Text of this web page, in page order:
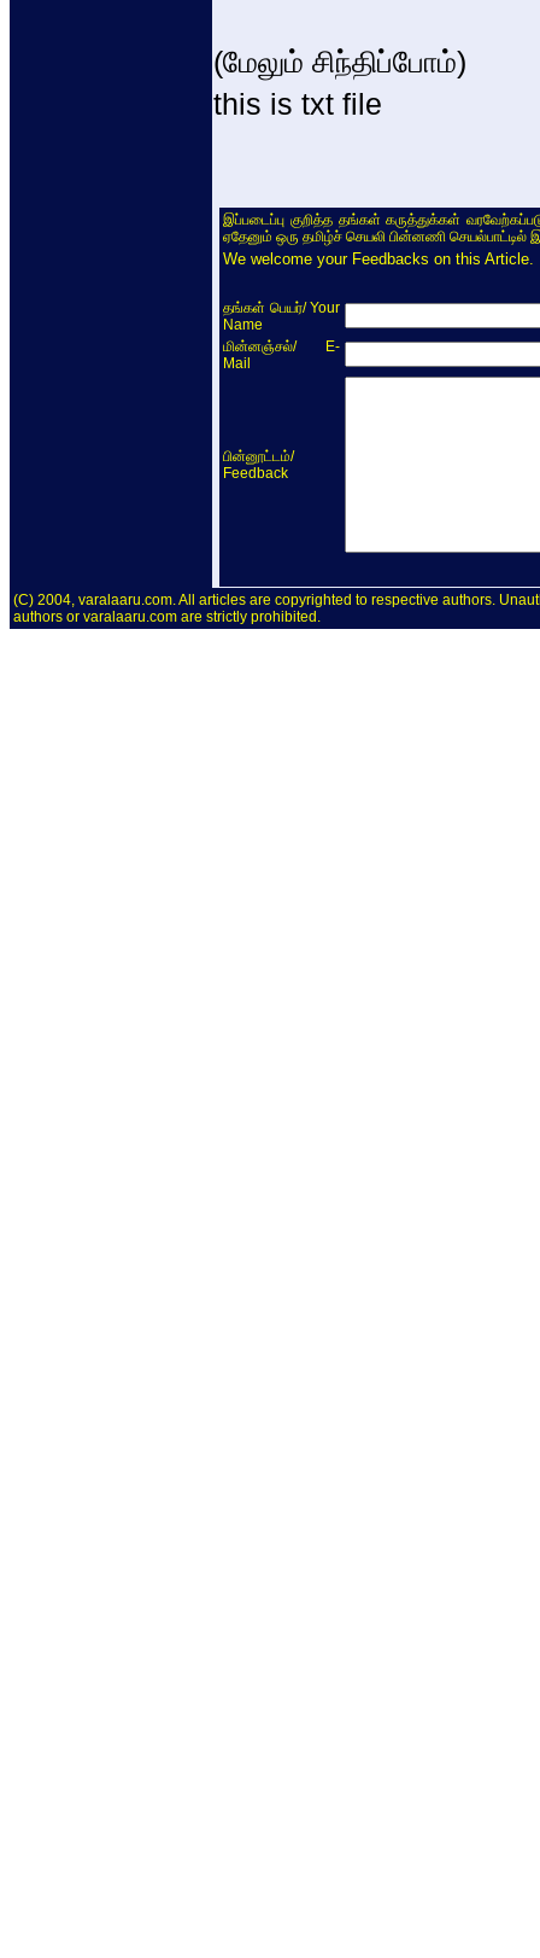
(மேலும் சிந்திப்போம்)
this is txt file
இப்படைப்பு குறித்த தங்கள் கருத்துக்கள்
ஏதேனும் ஒரு தமிழ்ச் செயலி பின்னணி செயல்பாட்டில்
We welcome your Feedbacks on this
தங்கள் பெயர்/ Your
Name
மின்னஞ்சல்/ E-
Mail
பின்னூட்டம்/
Feedback
(C) 2004, varalaaru.com. All articles are copyrighted to respective authors.
authors or varalaaru.com are strictly prohibited.